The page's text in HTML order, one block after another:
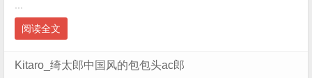
阅读全文
Kitaro_绮太郎中国风的包包头ac郎